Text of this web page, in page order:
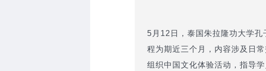
5月12日，泰国朱拉隆功大学
程为期近三个月，内容涉及日
组织中国文化体验活动，指导